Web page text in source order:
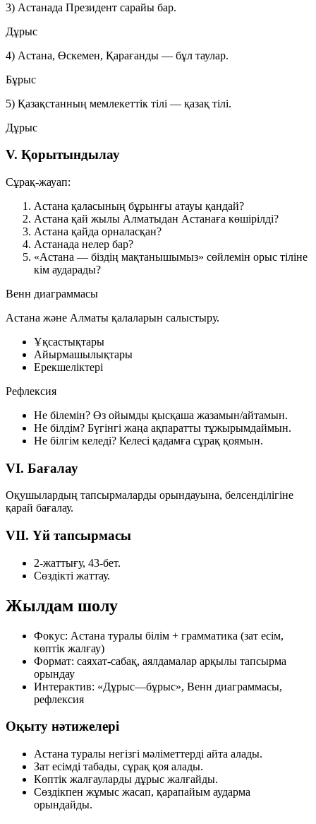
3) Астанада Президент сарайы бар.
Дұрыс
4) Астана, Өскемен, Қарағанды — бұл таулар.
Бұрыс
5) Қазақстанның мемлекеттік тілі — қазақ тілі.
Дұрыс
V. Қорытындылау
Сұрақ-жауап:
Астана қаласының бұрынғы атауы қандай?
Астана қай жылы Алматыдан Астанаға көшірілді?
Астана қайда орналасқан?
Астанада нелер бар?
«Астана — біздің мақтанышымыз» сөйлемін орыс тіліне
кім аударады?
Венн диаграммасы
Астана және Алматы қалаларын салыстыру.
Ұқсастықтары
Айырмашылықтары
Ерекшеліктері
Рефлексия
Не білемін? Өз ойымды қысқаша жазамын/айтамын.
Не білдім? Бүгінгі жаңа ақпаратты тұжырымдаймын.
Не білгім келеді? Келесі қадамға сұрақ қоямын.
VI. Бағалау
Оқушылардың тапсырмаларды орындауына, белсенділігіне
қарай бағалау.
VII. Үй тапсырмасы
2-жаттығу, 43-бет.
Сөздікті жаттау.
Жылдам шолу
Фокус: Астана туралы білім + грамматика (зат есім,
көптік жалғау)
Формат: саяхат-сабақ, аялдамалар арқылы тапсырма
орындау
Интерактив: «Дұрыс—бұрыс», Венн диаграммасы,
рефлексия
Оқыту нәтижелері
Астана туралы негізгі мәліметтерді айта алады.
Зат есімді табады, сұрақ қоя алады.
Көптік жалғауларды дұрыс жалғайды.
Сөздікпен жұмыс жасап, қарапайым аударма
орындайды.